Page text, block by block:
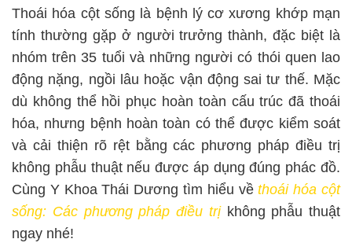
Thoái hóa cột sống là bệnh lý cơ xương khớp mạn
tính thường gặp ở người trưởng thành, đặc biệt là
nhóm trên 35 tuổi và những người có thói quen lao
động nặng, ngồi lâu hoặc vận động sai tư thế. Mặc
dù không thể hồi phục hoàn toàn cấu trúc đã thoái
hóa, nhưng bệnh hoàn toàn có thể được kiểm soát
và cải thiện rõ rệt bằng các phương pháp điều trị
không phẫu thuật nếu được áp dụng đúng phác đồ.
Cùng Y Khoa Thái Dương tìm hiểu vềthoái hóa cột
sống: Các phương pháp điều trịkhông phẫu thuật
ngay nhé!